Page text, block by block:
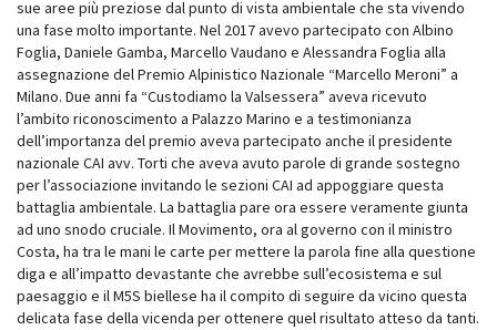
sue aree più preziose dal punto di vista ambientale che sta vivendo
una fase molto importante. Nel 2017 avevo partecipato con Albino
Foglia, Daniele Gamba, Marcello Vaudano e Alessandra Foglia alla
assegnazione del Premio Alpinistico Nazionale “Marcello Meroni” a
Milano. Due anni fa “Custodiamo la Valsessera” aveva ricevuto
l’ambito riconoscimento a Palazzo Marino e a testimonianza
dell’importanza del premio aveva partecipato anche il presidente
nazionale CAI avv. Torti che aveva avuto parole di grande sostegno
per l’associazione invitando le sezioni CAI ad appoggiare questa
battaglia ambientale. La battaglia pare ora essere veramente giunta
ad uno snodo cruciale. Il Movimento, ora al governo con il ministro
Costa, ha tra le mani le carte per mettere la parola fine alla questione
diga e all’impatto devastante che avrebbe sull’ecosistema e sul
paesaggio e il M5S biellese ha il compito di seguire da vicino questa
delicata fase della vicenda per ottenere quel risultato atteso da tanti.